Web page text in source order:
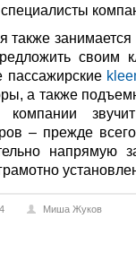
также
своим
пассажирские
а также
компании
– прежде
напрямую
Миша Жуков